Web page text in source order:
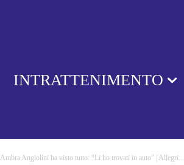
INTRATTENIMENTO
Ambra Angiolini ha visto tutto: “Li ho trovati in auto” | Allegri...